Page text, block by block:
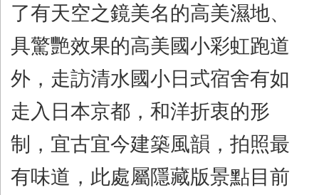
了有天空之鏡美名的高美濕地、
具驚艷效果的高美國小彩虹跑道
外，走訪清水國小日式宿舍有如
走入日本京都，和洋折衷的形
制，宜古宜今建築風韻，拍照最
有味道，此處屬隱藏版景點目前